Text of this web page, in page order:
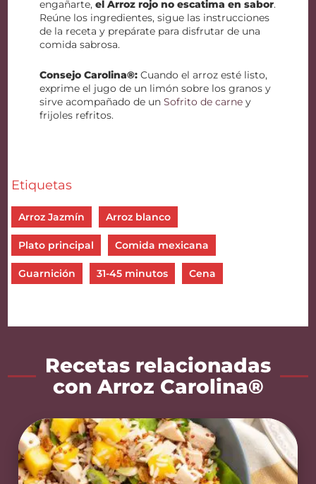
engañarte,el Arroz rojo no escatima en sabor.
Reúne los ingredientes, sigue las instrucciones
de la receta y prepárate para disfrutar de una
comida sabrosa.
Consejo Carolina®: Cuando el arroz esté listo,
exprime el jugo de un limón sobre los granos y
sirve acompañado de unSofrito de carne y
frijoles refritos.
Etiquetas
Arroz Jazmín Arroz blanco
Plato principal Comida mexicana
Guarnición 31-45 minutos Cena
Recetas relacionadas
con Arroz Carolina®